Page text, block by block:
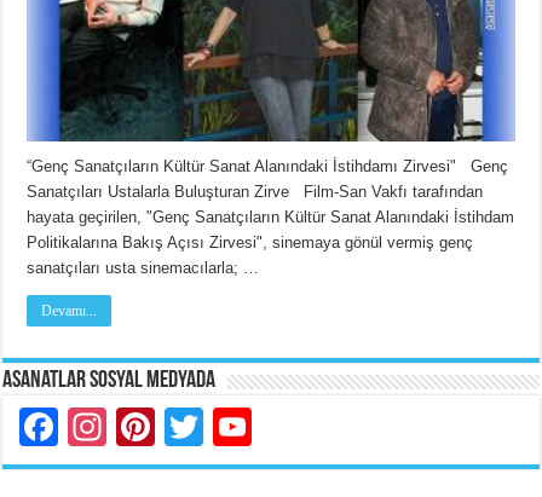
“Genç Sanatçıların Kültür Sanat Alanındaki İstihdamı Zirvesi" Genç
Sanatçıları Ustalarla Buluşturan Zirve Film-San Vakfı tarafından
hayata geçirilen, "Genç Sanatçıların Kültür Sanat Alanındaki İstihdam
Politikalarına Bakış Açısı Zirvesi", sinemaya gönül vermiş genç
sanatçıları usta sinemacılarla; …
Devamı...
Asanatlar Sosyal Medyada
Facebook
Instagram
Pinterest
Twitter